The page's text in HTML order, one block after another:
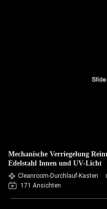
Mechanische Verriegelung
Edelstahl Innen und UV-Licht
Cleanroom-Durchlauf-Kasten
171 Ansichten